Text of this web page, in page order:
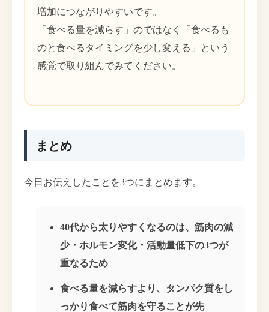
増加につながりやすいです。
「食べる量を減らす」のではなく「食べるも
のと食べるタイミングを少し変える」という
感覚で取り組んでみてください。
まとめ
今日お伝えしたことを3つにまとめます。
40代から太りやすくなるのは、筋肉の減
少・ホルモン変化・活動量低下の3つが
重なるため
食べる量を減らすより、タンパク質をし
っかり食べて筋肉を守ることが先